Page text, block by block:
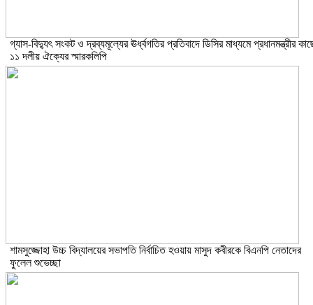
গ্যাস-বিদ্যুৎ সংকট ও দ্রব্যমূল্যের ঊর্ধ্বগতির প্রতিবাদে ডিসির মাধ্যমে প্রধানমন্ত্রীর
১১ দলীয় ঐক্যের স্মারকলিপি
শামসুজ্জোহা উচ্চ বিদ্যালয়ের সভাপতি নির্বাচিত হওয়ায় মাসুদ কবীরকে বিএনপি নেতাদের
ফুলেল শুভেচ্ছা